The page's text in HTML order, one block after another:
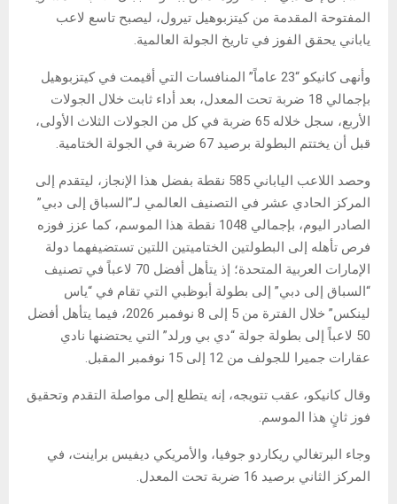
المفتوحة المقدمة من كيتزبوهيل تيرول، ليصبح تاسع لاعب
ياباني يحقق الفوز في تاريخ الجولة العالمية.
وأنهى كانيكو “23 عاماً” المنافسات التي أقيمت في كيتزبوهيل
بإجمالي 18 ضربة تحت المعدل، بعد أداء ثابت خلال الجولات
الأربع، سجل خلاله 65 ضربة في كل من الجولات الثلاث الأولى،
قبل أن يختتم البطولة برصيد 67 ضربة في الجولة الختامية.
وحصد اللاعب الياباني 585 نقطة بفضل هذا الإنجاز، ليتقدم إلى
المركز الحادي عشر في التصنيف العالمي لـ”السباق إلى دبي”
الصادر اليوم، بإجمالي 1048 نقطة هذا الموسم، كما عزز فوزه
فرص تأهله إلى البطولتين الختاميتين اللتين تستضيفهما دولة
الإمارات العربية المتحدة؛ إذ يتأهل أفضل 70 لاعباً في تصنيف
“السباق إلى دبي” إلى بطولة أبوظبي التي تقام في “ياس
لينكس” خلال الفترة من 5 إلى 8 نوفمبر 2026، فيما يتأهل أفضل
50 لاعباً إلى بطولة جولة “دي بي ورلد” التي يحتضنها نادي
عقارات جميرا للجولف من 12 إلى 15 نوفمبر المقبل.
وقال كانيكو، عقب تتويجه، إنه يتطلع إلى مواصلة التقدم وتحقيق
فوز ثانٍ هذا الموسم.
وجاء البرتغالي ريكاردو جوفيا، والأمريكي ديفيس براينت، في
المركز الثاني برصيد 16 ضربة تحت المعدل.